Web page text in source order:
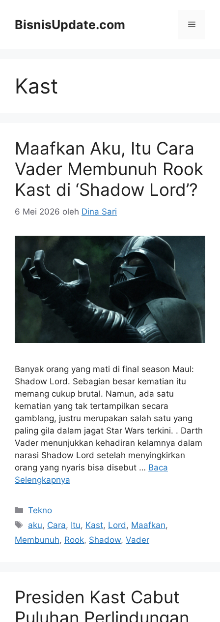
BisnisUpdate.com Menu
Kast
Maafkan Aku, Itu Cara
Vader Membunuh Rook
Kast di ‘Shadow Lord’?
6 Mei 2026 oleh Dina Sari
Banyak orang yang mati di final season Maul:
Shadow Lord. Sebagian besar kematian itu
memang cukup brutal. Namun, ada satu
kematian yang tak tertampilkan secara
gamblang, justru merupakan salah satu yang
paling gila dalam jagat Star Wars terkini. . Darth
Vader menunjukkan kehadiran kelamnya dalam
narasi Shadow Lord setelah menyingkirkan
orang yang nyaris bisa disebut … Baca
Selengkapnya
Kategori
Tekno
Tag
aku, Cara, Itu, Kast, Lord , Maafkan,
Membunuh, Rook, Shadow, Vader
Presiden Kast Cabut
Puluhan Perlindungan